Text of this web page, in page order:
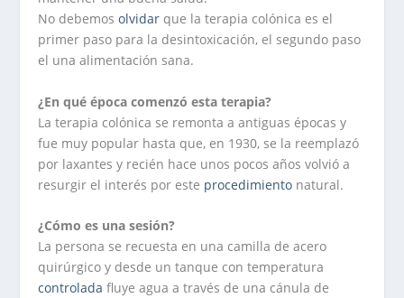
No debemosolvidar que la terapia colónica es el
primer paso para la desintoxicación, el segundo paso
el una alimentación sana.
¿En qué época comenzó esta terapia?
La terapia colónica se remonta a antiguas épocas y
fue muy popular hasta que, en 1930, se la reemplazó
por laxantes y recién hace unos pocos años volvió a
resurgir el interés por este procedimiento natural.
¿Cómo es una sesión?
La persona se recuesta en una camilla de acero
quirúrgico y desde un tanque con temperatura
controlada fluye agua a través de una cánula de